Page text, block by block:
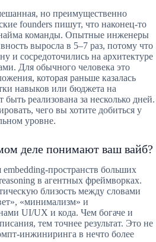
но преимущественно
founders пишут, что наконец-то
найма команды. Опытные инженеры
выросла в 5–7 раз, потому что
и сосредоточились на архитектуре
Для обычного человека это
которая раньше казалась
навыков или бюджета на
быть реализована за несколько дней.
чего вы хотите добиться у
уровне.
деле понимают ваш вайб?
embedding-пространств больших
в агентных фреймворках.
близость между словами
«минимализм» и
UI/UX и кода. Чем богаче и
тем точнее результат. Это не
инжиниринга в нечто более